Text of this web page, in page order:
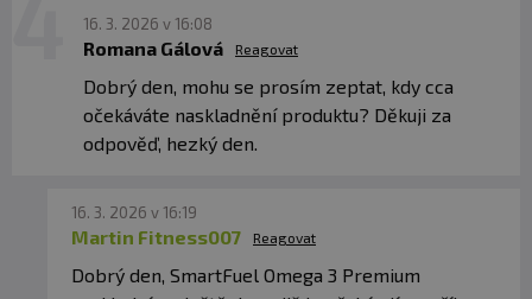
✅ Podpora zdravia srdca, mozgu a zraku
dávkovanie:
Užívajte 2–4 kapsuly
16. 3. 2026 v 16:08
Romana Gálová Reagovat
Dobrý den, mohu se prosím zeptat, kdy cca
očekáváte naskladnění produktu? Děkuji za
odpověď, hezký den.
16. 3. 2026 v 16:19
Martin Fitness007 Reagovat
Dobrý den, SmartFuel Omega 3 Premium